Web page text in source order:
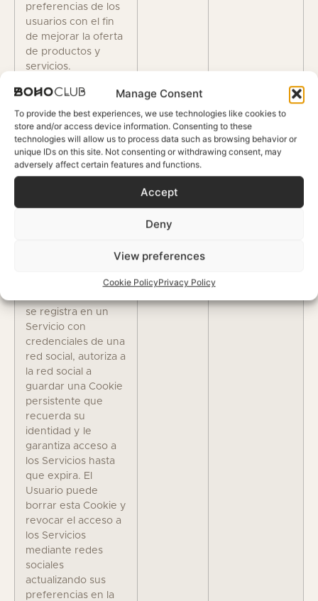
Manage Consent
To provide the best experiences, we use technologies like cookies to
store and/or access device information. Consenting to these
technologies will allow us to process data such as browsing behavior or
unique IDs on this site. Not consenting or withdrawing consent, may
adversely affect certain features and functions.
Accept
Deny
View preferences
Cookie PolicyPrivacy Policy
preferencias de los
usuarios con el fin
de mejorar la oferta
de productos y
servicios.
las que
interactuamos en
nuestra web utilizan
cookies en sus
botones para
tenemos ninguna
se registra en un
Servicio con
credenciales de una
red social, autoriza a
la red social a
guardar una Cookie
persistente que
recuerda su
identidad y le
garantiza acceso a
los Servicios hasta
que expira. El
Usuario puede
borrar esta Cookie y
revocar el acceso a
los Servicios
mediante redes
sociales
actualizando sus
preferencias en la
Connect